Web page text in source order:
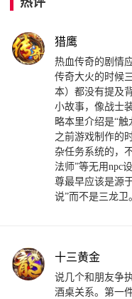
猎鹰
热血传奇的剧情
传奇大火的时候
本）都没有提及
小故事，像战士
略本里介绍是“
之前游戏制作的
杂任务系统的，
法师”等无用npc
尊最早应该是源
说”而不是三龙卫
十三黄金
说几个和朋友争
酒桌关系。第一